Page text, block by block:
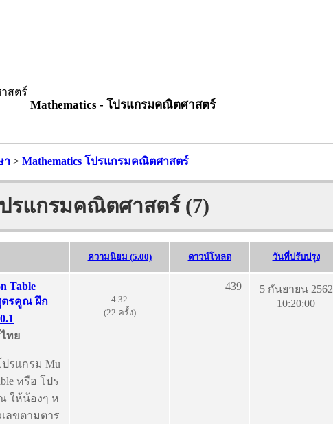
Mathematics - โปรแกรมคณิตศาสตร์
า > Mathematics โปรแกรมคณิตศาสตร์
ปรแกรมคณิตศาสตร์ (7)
ความนิยม (5.00) ดาวน์โหลด วันที่ปรับปรุง
Table
ตรคูณ ฝึก
รแกรม Mu
หรือ โปร
ให้น้องๆ ห
ลขตามตาร
4.32
(22 ครั้ง)
439
5 กันยายน 2562
10:20:00